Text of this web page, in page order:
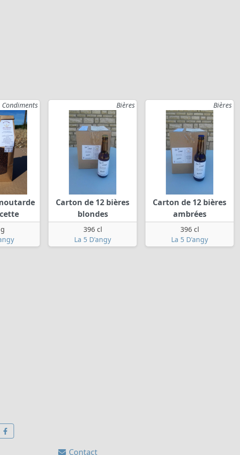
Condiments Bières
Carton de 12 bières
blondes
396 cl
La 5 D'angy
Bières
Carton de 12 bières
ambrées
396 cl
La 5 D'angy
Contact